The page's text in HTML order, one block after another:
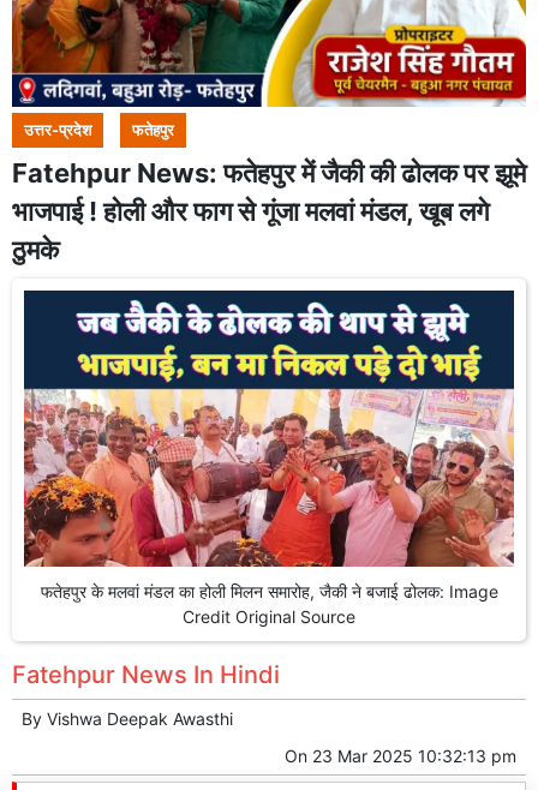
उत्तर-प्रदेश फतेहपुर
Fatehpur News: फतेहपुर में जैकी की ढोलक पर झूमे
भाजपाई ! होली और फाग से गूंजा मलवां मंडल, खूब लगे
ठुमके
फतेहपुर के मलवां मंडल का होली मिलन समारोह, जैकी ने बजाई ढोलक: Image
Credit Original Source
Fatehpur News In Hindi
By Vishwa Deepak Awasthi
On 23 Mar 2025 10:32:13 pm